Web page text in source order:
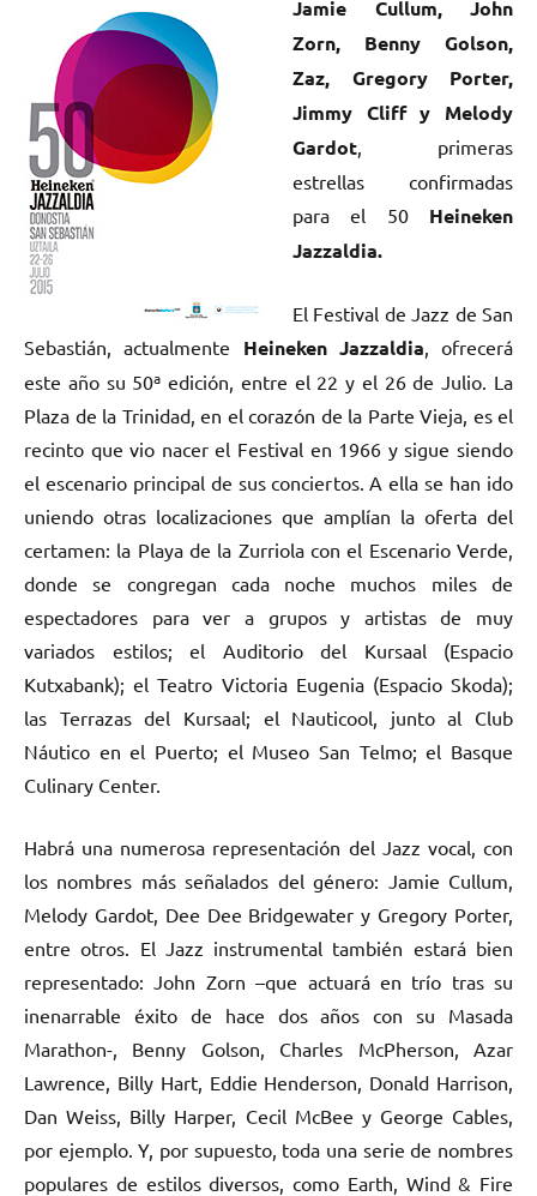
Jamie Cullum, John
Zorn, Benny Golson,
Zaz, Gregory Porter,
Jimmy Cliff y Melody
Gardot , primeras
estrellas confirmadas
para el 50 Heineken
Jazzaldia.
El Festival de Jazz de San
Sebastián, actualmente Heineken Jazzaldia , ofrecerá
este año su 50ª edición, entre el 22 y el 26 de Julio. La
Plaza de la Trinidad, en el corazón de la Parte Vieja, es el
recinto que vio nacer el Festival en 1966 y sigue siendo
el escenario principal de sus conciertos. A ella se han ido
uniendo otras localizaciones que amplían la oferta del
certamen: la Playa de la Zurriola con el Escenario Verde,
donde se congregan cada noche muchos miles de
espectadores para ver a grupos y artistas de muy
variados estilos; el Auditorio del Kursaal (Espacio
Kutxabank); el Teatro Victoria Eugenia (Espacio Skoda);
las Terrazas del Kursaal; el Nauticool, junto al Club
Náutico en el Puerto; el Museo San Telmo; el Basque
Culinary Center.
Habrá una numerosa representación del Jazz vocal, con
los nombres más señalados del género: Jamie Cullum,
Melody Gardot, Dee Dee Bridgewater y Gregory Porter,
entre otros. El Jazz instrumental también estará bien
representado: John Zorn –que actuará en trío tras su
inenarrable éxito de hace dos años con su Masada
Marathon-, Benny Golson, Charles McPherson, Azar
Lawrence, Billy Hart, Eddie Henderson, Donald Harrison,
Dan Weiss, Billy Harper, Cecil McBee y George Cables,
por ejemplo. Y, por supuesto, toda una serie de nombres
populares de estilos diversos, como Earth, Wind & Fire